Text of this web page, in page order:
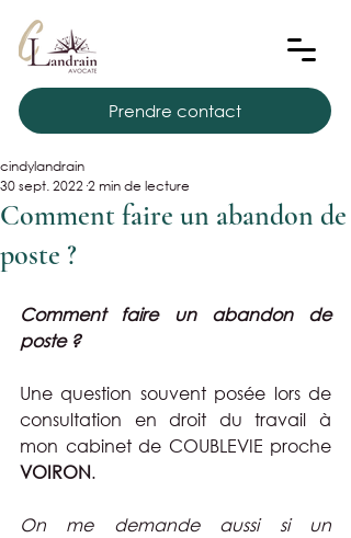
Prendre contact
Comment faire un abandon de
poste ?
cindylandrain
30 sept. 2022 2 min de lecture
Comment faire un abandon de
poste ?
Une question souvent posée lors de
consultation en droit du travail à
VOIRON.
On me demande aussi si un